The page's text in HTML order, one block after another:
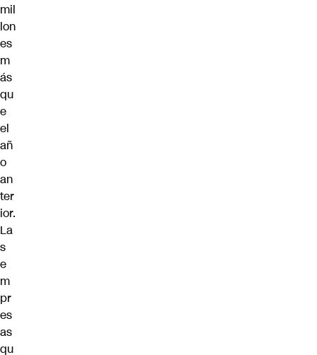
mil
lon
es
m
ás
qu
e
el
añ
o
an
ter
ior.
La
s
e
m
pr
es
as
qu